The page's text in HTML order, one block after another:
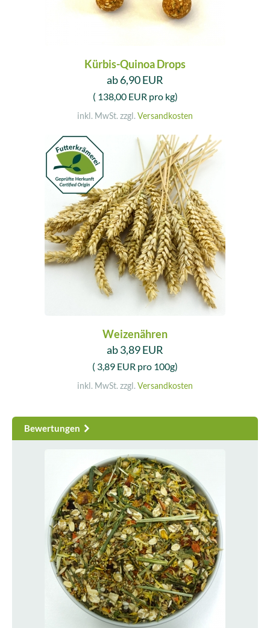
Kürbis-Quinoa Drops
ab 6,90 EUR
( 138,00 EUR pro kg)
inkl. MwSt. zzgl. Versandkosten
Weizenähren
ab 3,89 EUR
( 3,89 EUR pro 100g)
inkl. MwSt. zzgl. Versandkosten
Bewertungen